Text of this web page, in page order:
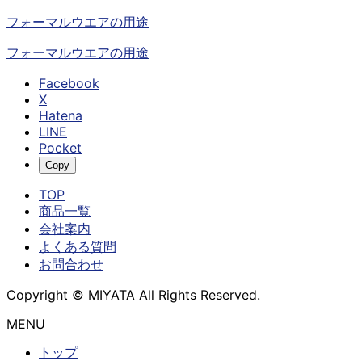
フォーマルウエアの用途
フォーマルウエアの用途
Facebook
X
Hatena
LINE
Pocket
Copy
TOP
商品一覧
会社案内
よくある質問
お問合わせ
Copyright © MIYATA All Rights Reserved.
MENU
トップ